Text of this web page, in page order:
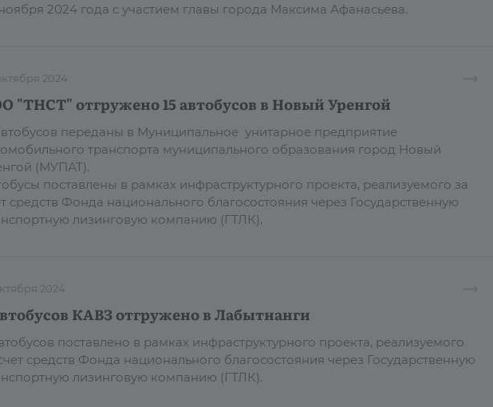
2024 года с участием главы города Максима Афанасьева.
2024
"ТНСТ" отгружено 15 автобусов в Новый Уренгой
переданы в Муниципальное унитарное предприятие
транспорта муниципального образования город Новый
(МУПАТ).
поставлены в рамках инфраструктурного проекта, реализуемого за
средств Фонда национального благосостояния через Государственную
лизинговую компанию (ГТЛК).
2024
КАВЗ отгружено в Лабытнанги
поставлено в рамках инфраструктурного проекта, реализуемого
средств Фонда национального благосостояния через Государственную
лизинговую компанию (ГТЛК).